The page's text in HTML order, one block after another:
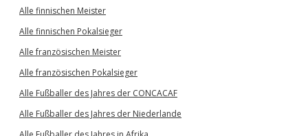
Alle finnischen Meister
Alle finnischen Pokalsieger
Alle französischen Meister
Alle französischen Pokalsieger
Alle Fußballer des Jahres der CONCACAF
Alle Fußballer des Jahres der Niederlande